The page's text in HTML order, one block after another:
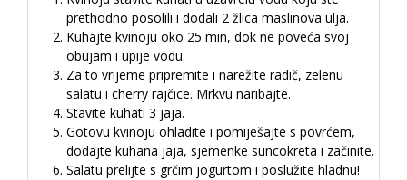
prethodno posolili i dodali 2 žlica maslinova ulja.
Kuhajte kvinoju oko 25 min, dok ne poveća svoj
obujam i upije vodu.
Za to vrijeme pripremite i narežite radič, zelenu
salatu i cherry rajčice. Mrkvu naribajte.
Stavite kuhati 3 jaja.
Gotovu kvinoju ohladite i pomiješajte s povrćem,
dodajte kuhana jaja, sjemenke suncokreta i začinite.
Salatu prelijte s grčim jogurtom i poslužite hladnu!